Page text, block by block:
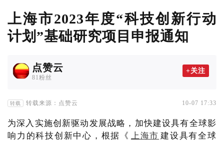
上海市2023年度“科技创新行动
计划”基础研究项目申报通知
点赞云
81粉丝
+关注
转载 转载来源：点赞云 10-07 17:33
为深入实施创新驱动发展战略，加快建设具有全球影
响力的科技创新中心，根据《 上海市 建设具有全球